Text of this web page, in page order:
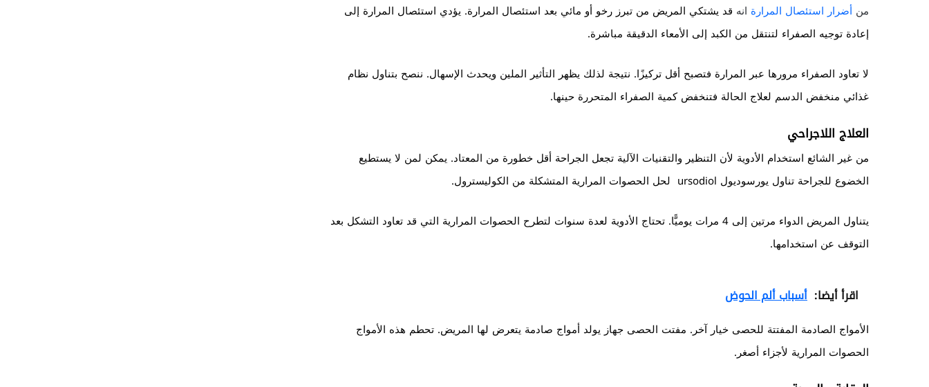
من أضرار استئصال المرارة انه قد يشتكي المريض من تبرز رخو أو مائي بعد استئصال المرارة. يؤدي استئصال المرارة إلى
إعادة توجيه الصفراء لتنتقل من الكبد إلى الأمعاء الدقيقة مباشرة.
لا تعاود الصفراء مرورها عبر المرارة فتصبح أقل تركيزًا. نتيجة لذلك يظهر التأثير الملين ويحدث الإسهال. ننصح بتناول نظام
غذائي منخفض الدسم لعلاج الحالة فتنخفض كمية الصفراء المتحررة حينها.
العلاج اللاجراحي
من غير الشائع استخدام الأدوية لأن التنظير والتقنيات الآلية تجعل الجراحة أقل خطورة من المعتاد. يمكن لمن لا يستطيع
الخضوع للجراحة تناول يورسوديول ursodiol لحل الحصوات المرارية المتشكلة من الكوليسترول.
يتناول المريض الدواء مرتين إلى 4 مرات يوميًّا. تحتاج الأدوية لعدة سنوات لتطرح الحصوات المرارية التي قد تعاود التشكل بعد
التوقف عن استخدامها.
اقرأ أيضا: أسباب ألم الحوض
الأمواج الصادمة المفتتة للحصى خيار آخر. مفتت الحصى جهاز يولد أمواج صادمة يتعرض لها المريض. تحطم هذه الأمواج
الحصوات المرارية لأجزاء أصغر.